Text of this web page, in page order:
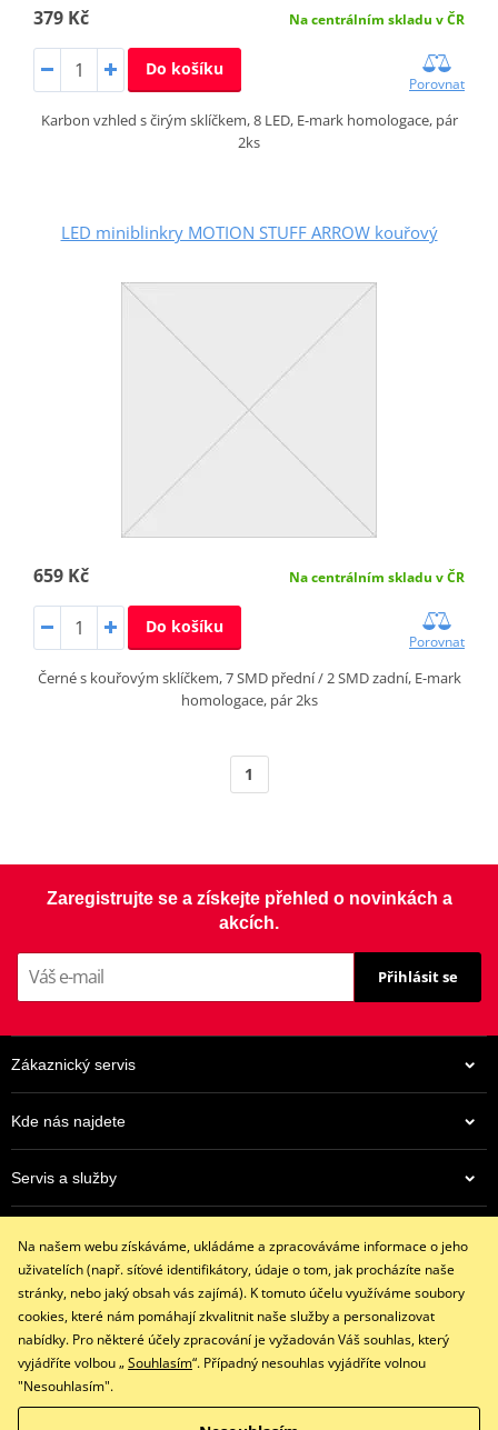
379 Kč Na centrálním skladu v ČR
Do košíku
Porovnat
Karbon vzhled s čirým sklíčkem, 8 LED, E-mark homologace, pár
2ks
LED miniblinkry MOTION STUFF ARROW kouřový
659 Kč Na centrálním skladu v ČR
Do košíku
Porovnat
Černé s kouřovým sklíčkem, 7 SMD přední / 2 SMD zadní, E-mark
homologace, pár 2ks
1
Zaregistrujte se a získejte přehled o novinkách a
akcích.
Přihlásit se
Zákaznický servis
Kde nás najdete
Servis a služby
+420 602 341 855
restaracing@email.cz
9:00 - 16:00 hod.
Facebook
Na našem webu získáváme, ukládáme a zpracováváme informace o jeho
uživatelích (např. síťové identifikátory, údaje o tom, jak procházíte naše
stránky, nebo jaký obsah vás zajímá). K tomuto účelu využíváme soubory
cookies, které nám pomáhají zkvalitnit naše služby a personalizovat
nabídky. Pro některé účely zpracování je vyžadován Váš souhlas, který
vyjádříte volbou „Souhlasím“. Případný nesouhlas vyjádříte volnou
"Nesouhlasím".